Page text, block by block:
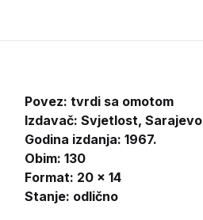
Povez: tvrdi sa omotom
Izdavač: Svjetlost, Sarajevo
Godina izdanja: 1967.
Obim: 130
Format: 20 x 14
Stanje: odlično